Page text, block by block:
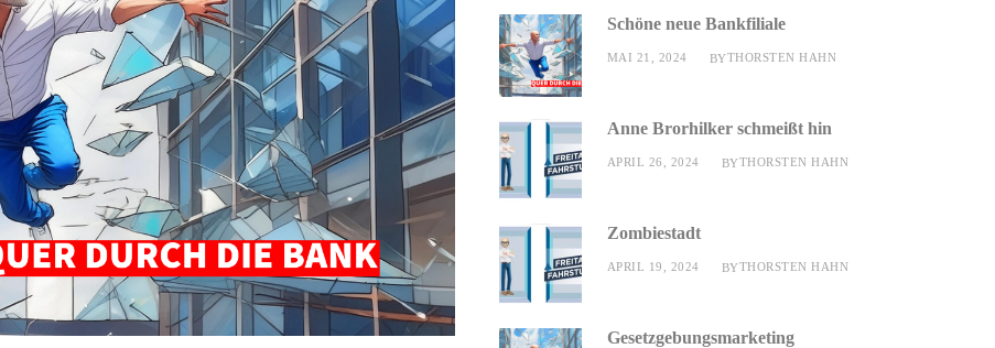
Schöne neue Bankfiliale
MAI 21, 2024 BYTHORSTEN HAHN
Anne Brorhilker schmeißt hin
APRIL 26, 2024 BYTHORSTEN HAHN
Zombiestadt
APRIL 19, 2024 BYTHORSTEN HAHN
Gesetzgebungsmarketing